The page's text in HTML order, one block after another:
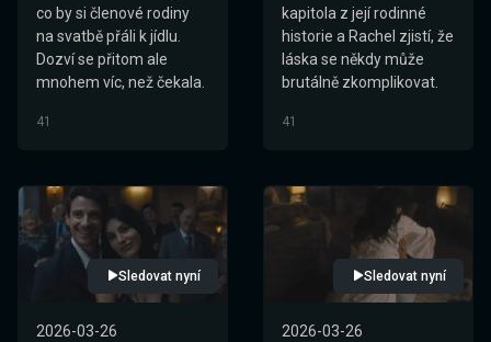
co by si členové rodiny
na svatbě přáli k jídlu.
Dozví se přitom ale
mnohem víc, než čekala.
41
kapitola z její rodinné
historie a Rachel zjistí, že
láska se někdy může
brutálně zkomplikovat.
41
Sledovat nyní
2026-03-26
Sledovat nyní
2026-03-26